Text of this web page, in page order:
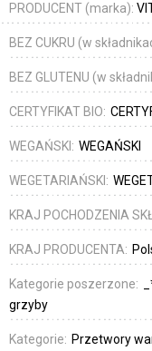
PRODUCENT (marka):
BEZ CUKRU (w
BEZ GLUTENU (w
CERTYFIKAT BIO:
WEGAŃSKI: WEGAŃSKI
WEGETARIAŃSKI:
KRAJ POCHODZENIA
KRAJ PRODUCENTA:
Kategorie poszerzone:
grzyby
Kategorie: Przetwory